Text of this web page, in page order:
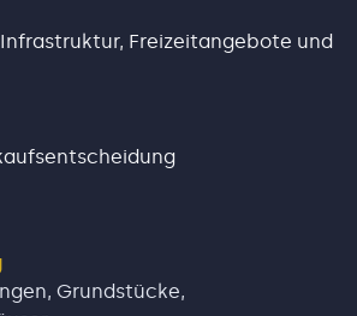
Freizeitangebote und
Grundstücke,